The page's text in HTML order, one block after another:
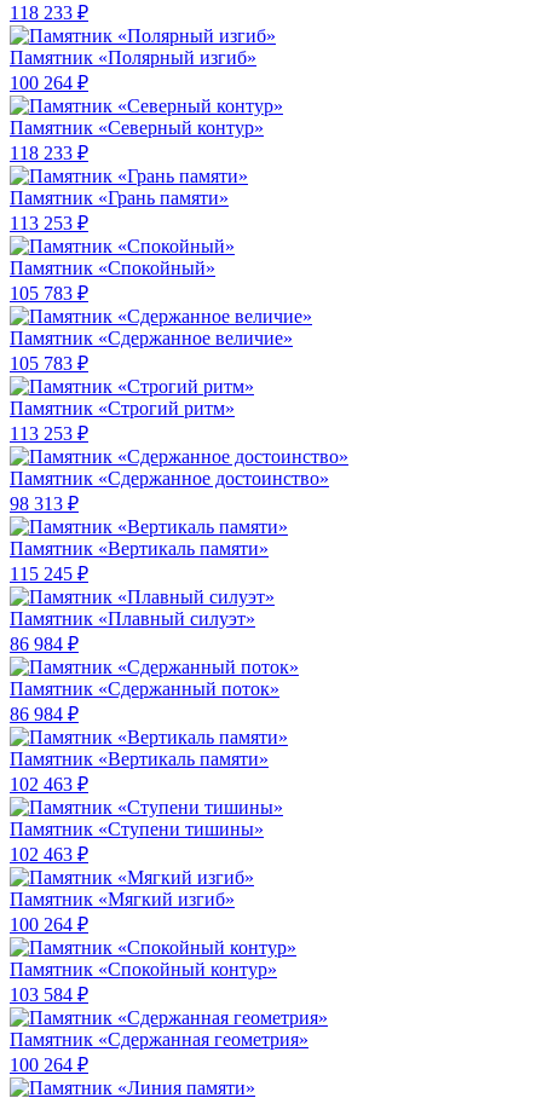
118 233 ₽
Памятник «Полярный изгиб»
100 264 ₽
Памятник «Северный контур»
118 233 ₽
Памятник «Грань памяти»
113 253 ₽
Памятник «Спокойный»
105 783 ₽
Памятник «Сдержанное величие»
105 783 ₽
Памятник «Строгий ритм»
113 253 ₽
Памятник «Сдержанное достоинство»
98 313 ₽
Памятник «Вертикаль памяти»
115 245 ₽
Памятник «Плавный силуэт»
86 984 ₽
Памятник «Сдержанный поток»
86 984 ₽
Памятник «Вертикаль памяти»
102 463 ₽
Памятник «Ступени тишины»
102 463 ₽
Памятник «Мягкий изгиб»
100 264 ₽
Памятник «Спокойный контур»
103 584 ₽
Памятник «Сдержанная геометрия»
100 264 ₽